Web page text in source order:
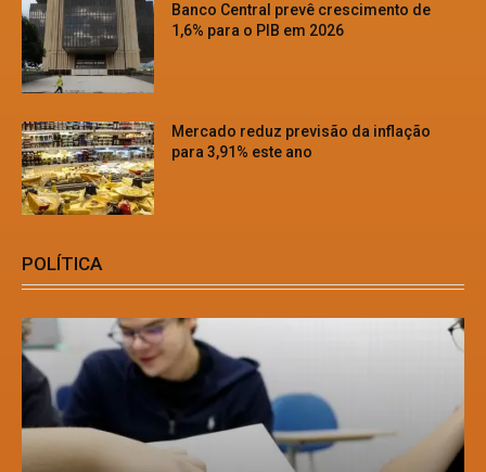
Banco Central prevê crescimento de
1,6% para o PIB em 2026
Mercado reduz previsão da inflação
para 3,91% este ano
POLÍTICA